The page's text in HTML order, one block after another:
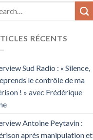
RÉCENTS
Sud Radio : « Silence,
le contrôle de ma
! » avec Frédérique
Antoine Peytavin :
après manipulation et